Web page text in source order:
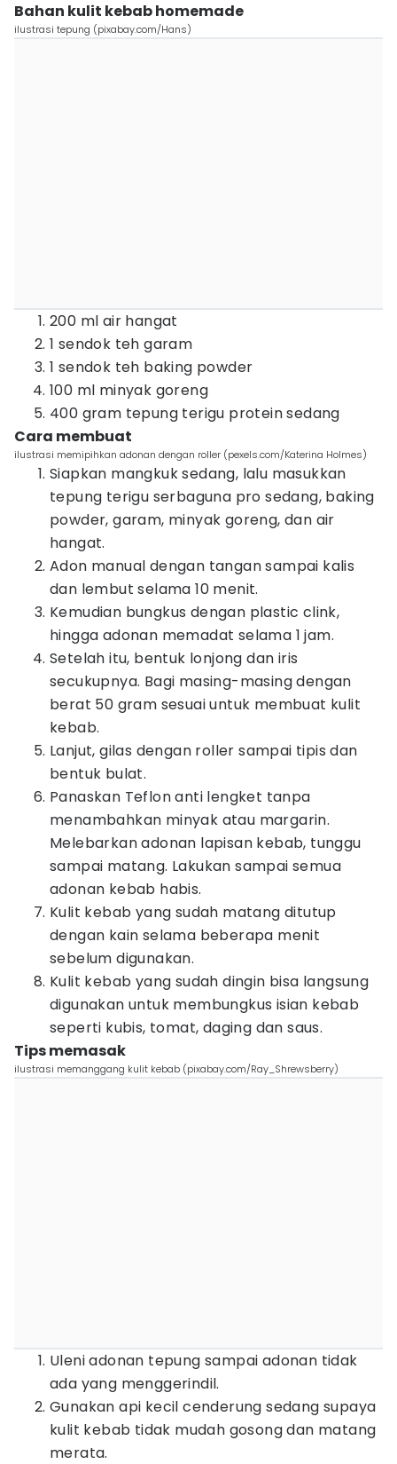
Bahan kulit kebab homemade
ilustrasi tepung (pixabay.com/Hans)
200 ml air hangat
1 sendok teh garam
1 sendok teh baking powder
100 ml minyak goreng
400 gram tepung terigu protein sedang
Cara membuat
ilustrasi memipihkan adonan dengan roller (pexels.com/Katerina Holmes)
Siapkan mangkuk sedang, lalu masukkan
tepung terigu serbaguna pro sedang, baking
powder, garam, minyak goreng, dan air
hangat.
Adon manual dengan tangan sampai kalis
dan lembut selama 10 menit.
Kemudian bungkus dengan plastic clink,
hingga adonan memadat selama 1 jam.
Setelah itu, bentuk lonjong dan iris
secukupnya. Bagi masing-masing dengan
berat 50 gram sesuai untuk membuat kulit
kebab.
Lanjut, gilas dengan roller sampai tipis dan
bentuk bulat.
Panaskan Teflon anti lengket tanpa
menambahkan minyak atau margarin.
Melebarkan adonan lapisan kebab, tunggu
sampai matang. Lakukan sampai semua
adonan kebab habis.
Kulit kebab yang sudah matang ditutup
dengan kain selama beberapa menit
sebelum digunakan.
Kulit kebab yang sudah dingin bisa langsung
digunakan untuk membungkus isian kebab
seperti kubis, tomat, daging dan saus.
Tips memasak
ilustrasi memanggang kulit kebab (pixabay.com/Ray_Shrewsberry)
Uleni adonan tepung sampai adonan tidak
ada yang menggerindil.
Gunakan api kecil cenderung sedang supaya
kulit kebab tidak mudah gosong dan matang
merata.